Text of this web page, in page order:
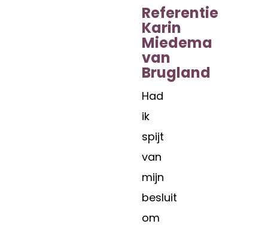
Referentie
Karin
Miedema
van
Brugland
Had
ik
spijt
van
mijn
besluit
om